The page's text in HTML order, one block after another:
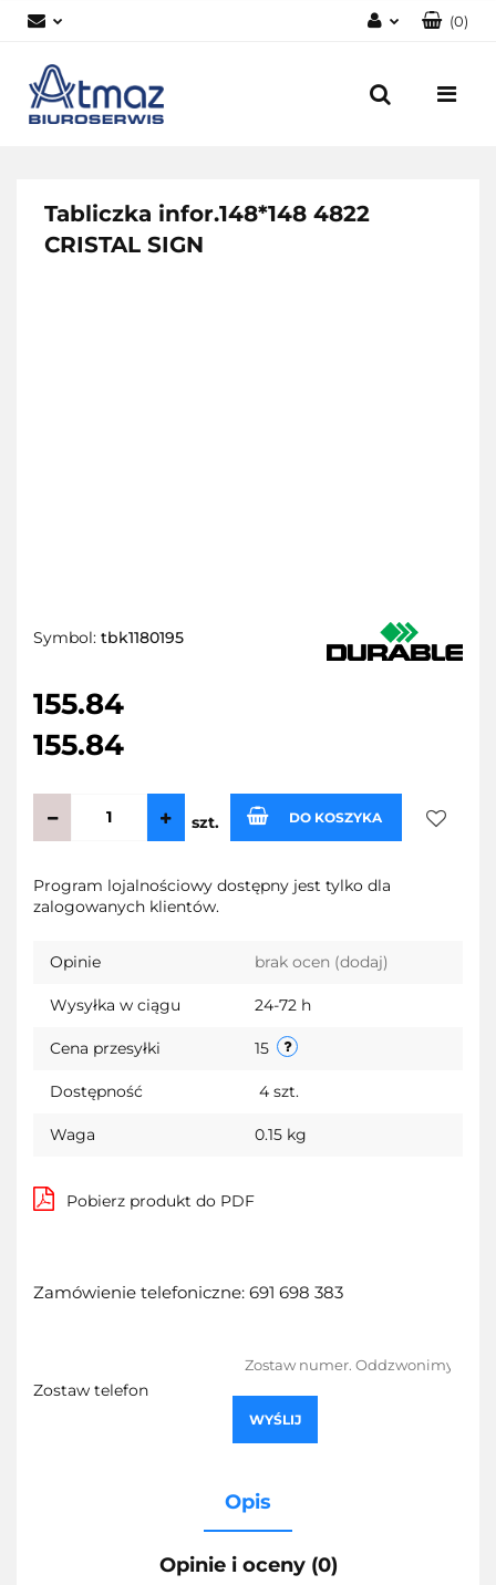
Zarejestruj się
(0)
Tabliczka infor.148*148 4822
CRISTAL SIGN
Symbol: tbk1180195
155.84
155.84
szt. DO KOSZYKA
Program lojalnościowy dostępny jest tylko dla
zalogowanych klientów.
Opinie brak ocen (dodaj)
Wysyłka w ciągu 24-72 h
Cena przesyłki 15
Dostępność 4 szt.
Waga 0.15 kg
Pobierz produkt do PDF
Zamówienie telefoniczne: 691 698 383
Zostaw telefon
WYŚLIJ
Opis
Opinie i oceny (0)